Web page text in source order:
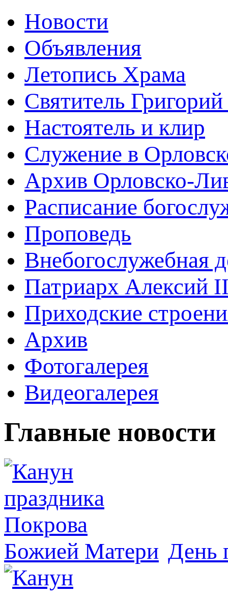
Новости
Объявления
Летопись Храма
Святитель
Настоятель и клир
Служение в
Архив Орловско-
Расписание
Проповедь
Внебогослужебная
Патриарх Алексий
Приходские
Архив
Фотогалерея
Видеогалерея
Главные новости
День